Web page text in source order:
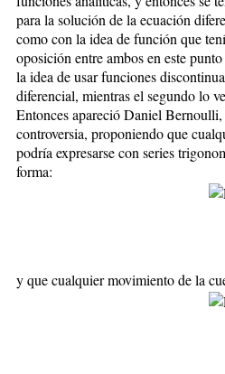
para la solución de la ecuación
como con la idea de función que
oposición entre ambos en este
la idea de usar funciones
diferencial, mientras el segundo lo
Entonces apareció Daniel
controversia, proponiendo que
podría expresarse con series
forma:
y que cualquier movimiento de la